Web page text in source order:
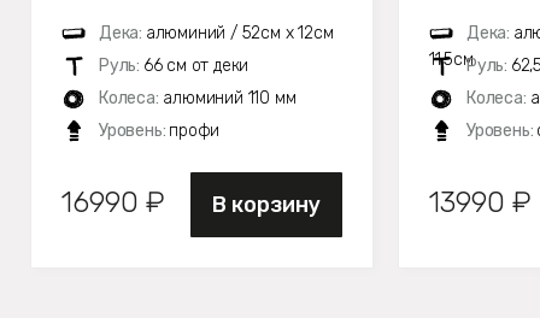
Дека: алюминий / 52см х 12см
Руль: 66 см от деки
Колеса: алюминий 110 мм
Уровень: профи
16990 ₽ В корзину
Дека:
11,5смРуль:
Колеса:
Уровень:
13990 ₽